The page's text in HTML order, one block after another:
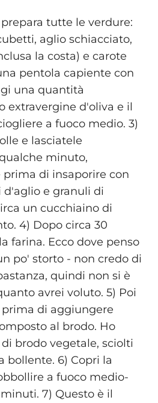
tutte le verdure:
aglio schiacciato,
la costa) e carote
pentola capiente con
una quantità
extravergine d'oliva e il
a fuoco medio. 3)
e lasciatele
minuto,
di insaporire con
d'aglio e granuli di
un cucchiaino di
4) Dopo circa 30
farina. Ecco dove penso
po' storto - non credo di
quindi non si è
avrei voluto. 5) Poi
di aggiungere
al brodo. Ho
brodo vegetale, sciolti
bollente. 6) Copri la
a fuoco medio-
7) Questo è il